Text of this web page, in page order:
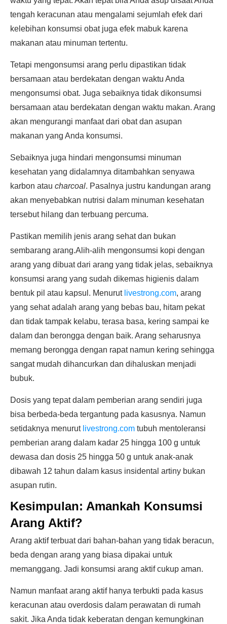
tengah keracunan atau mengalami sejumlah efek dari
kelebihan konsumsi obat juga efek mabuk karena
makanan atau minuman tertentu.
Tetapi mengonsumsi arang perlu dipastikan tidak
bersamaan atau berdekatan dengan waktu Anda
mengonsumsi obat. Juga sebaiknya tidak dikonsumsi
bersamaan atau berdekatan dengan waktu makan. Arang
akan mengurangi manfaat dari obat dan asupan
makanan yang Anda konsumsi.
Sebaiknya juga hindari mengonsumsi minuman
kesehatan yang didalamnya ditambahkan senyawa
karbon atau charcoal. Pasalnya justru kandungan arang
akan menyebabkan nutrisi dalam minuman kesehatan
tersebut hilang dan terbuang percuma.
Pastikan memilih jenis arang sehat dan bukan
sembarang arang.Alih-alih mengonsumsi kopi dengan
arang yang dibuat dari arang yang tidak jelas, sebaiknya
konsumsi arang yang sudah dikemas higienis dalam
bentuk pil atau kapsul. Menurut livestrong.com, arang
yang sehat adalah arang yang bebas bau, hitam pekat
dan tidak tampak kelabu, terasa basa, kering sampai ke
dalam dan berongga dengan baik. Arang seharusnya
memang berongga dengan rapat namun kering sehingga
sangat mudah dihancurkan dan dihaluskan menjadi
bubuk.
Dosis yang tepat dalam pemberian arang sendiri juga
bisa berbeda-beda tergantung pada kasusnya. Namun
setidaknya menurut livestrong.com tubuh mentoleransi
pemberian arang dalam kadar 25 hingga 100 g untuk
dewasa dan dosis 25 hingga 50 g untuk anak-anak
dibawah 12 tahun dalam kasus insidental artiny bukan
asupan rutin.
Kesimpulan: Amankah Konsumsi
Arang Aktif?
Arang aktif terbuat dari bahan-bahan yang tidak beracun,
beda dengan arang yang biasa dipakai untuk
memanggang. Jadi konsumsi arang aktif cukup aman.
Namun manfaat arang aktif hanya terbukti pada kasus
keracunan atau overdosis dalam perawatan di rumah
sakit. Jika Anda tidak keberatan dengan kemungkinan